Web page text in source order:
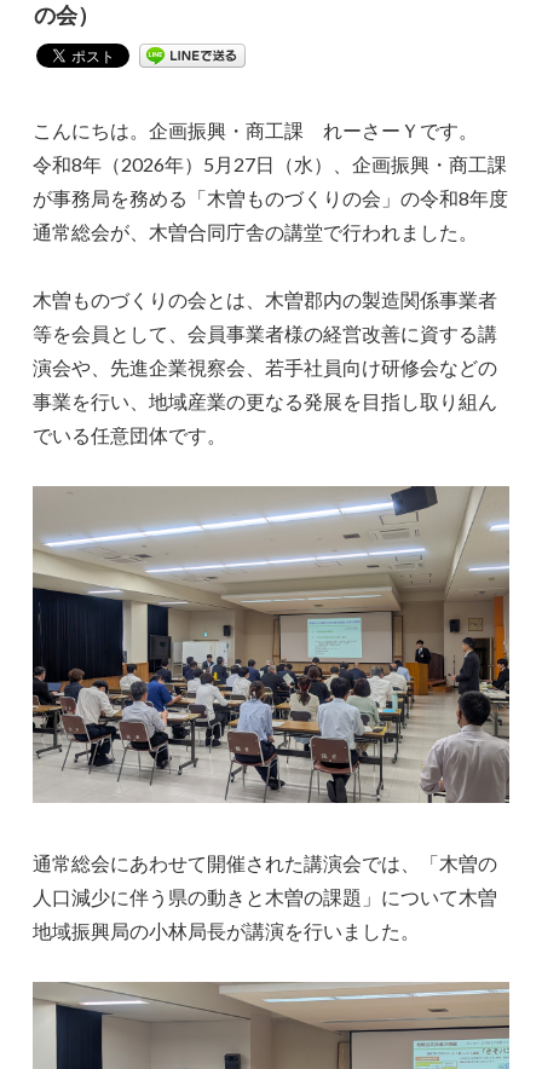
の会）
こんにちは。企画振興・商工課 れーさーＹです。
令和8年（2026年）5月27日（水）、企画振興・商工課
が事務局を務める「木曽ものづくりの会」の令和8年度
通常総会が、木曽合同庁舎の講堂で行われました。
木曽ものづくりの会とは、木曽郡内の製造関係事業者
等を会員として、会員事業者様の経営改善に資する講
演会や、先進企業視察会、若手社員向け研修会などの
事業を行い、地域産業の更なる発展を目指し取り組ん
でいる任意団体です。
通常総会にあわせて開催された講演会では、「木曽の
人口減少に伴う県の動きと木曽の課題」について木曽
地域振興局の小林局長が講演を行いました。